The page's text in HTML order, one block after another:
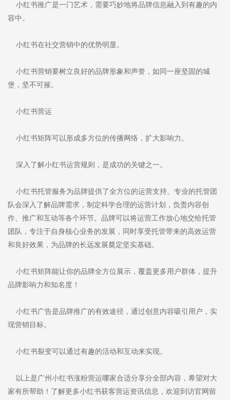
小红书推广是一门艺术，需要巧妙地将品牌信息融入到有趣的内
容中。
小红书在社交营销中的优势明显。
小红书营销要树立良好的品牌形象和声誉，如同一座坚固的城
堡，坚不可摧。
小红书营运
小红书矩阵可以形成多方位的传播网络，扩大影响力。
深入了解小红书运营规则，是成功的关键之一。
小红书托管服务为品牌提供了全方位的运营支持。专业的托管团
队会深入了解品牌需求，制定科学合理的运营计划，负责内容创
作、推广和互动等各个环节。品牌可以将运营工作放心地交给托管
团队，专注于自身核心业务的发展，同时享受托管带来的高效运营
和良好效果，为品牌的长远发展奠定坚实基础。
小红书矩阵能让你的品牌全方位展示，覆盖更多用户群体，提升
品牌影响力和知名度！
小红书广告是品牌推广的有效途径，通过创意内容吸引用户，实
现营销目标。
小红书裂变可以通过有趣的活动和互动来实现。
以上是广州小红书涨粉营运哪家合适分享分全部内容，希望对大
家有所帮助！了解更多小红书获客营运资讯信息，欢迎到访官网留